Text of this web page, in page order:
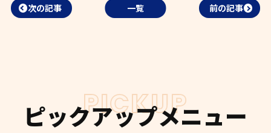
次の記事 一覧 前の記事
PICKUP
ピックアップメニュー